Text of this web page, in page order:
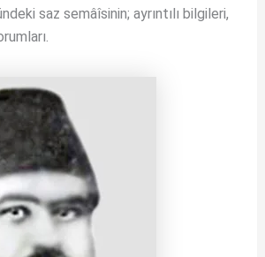
saz semâîsinin; ayrıntılı bilgileri,